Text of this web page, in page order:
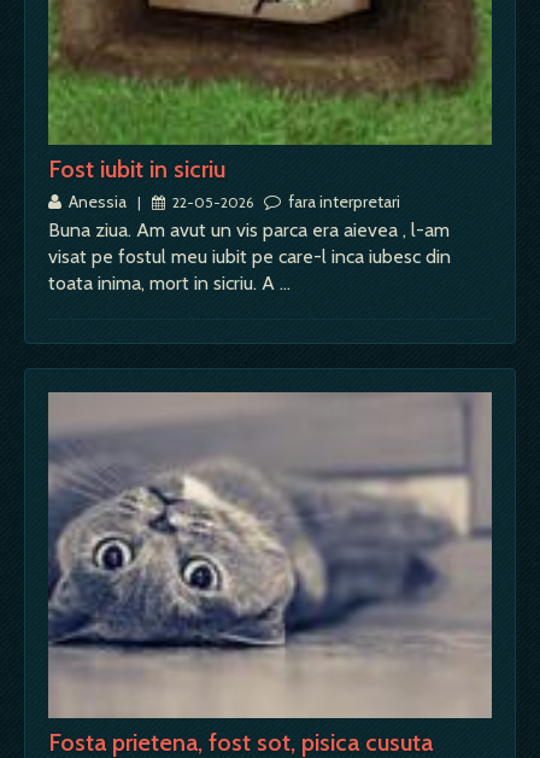
Fost iubit in sicriu
Anessia | 22-05-2026 fara interpretari
Buna ziua. Am avut un vis parca era aievea , l-am
visat pe fostul meu iubit pe care-l inca iubesc din
toata inima, mort in sicriu. A …
Fosta prietena, fost sot, pisica cusuta